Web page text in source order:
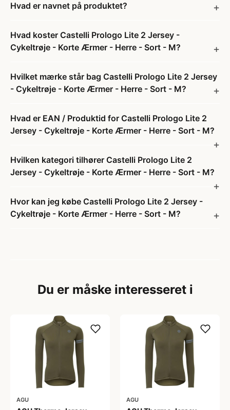
Hvad er navnet på produktet?
Hvad koster Castelli Prologo Lite 2 Jersey -
Cykeltrøje - Korte Ærmer - Herre - Sort - M?
Hvilket mærke står bag Castelli Prologo Lite 2 Jersey
- Cykeltrøje - Korte Ærmer - Herre - Sort - M?
Hvad er EAN / Produktid for Castelli Prologo Lite 2
Jersey - Cykeltrøje - Korte Ærmer - Herre - Sort - M?
Hvilken kategori tilhører Castelli Prologo Lite 2
Jersey - Cykeltrøje - Korte Ærmer - Herre - Sort - M?
Hvor kan jeg købe Castelli Prologo Lite 2 Jersey -
Cykeltrøje - Korte Ærmer - Herre - Sort - M?
Du er måske interesseret i
AGU AGU